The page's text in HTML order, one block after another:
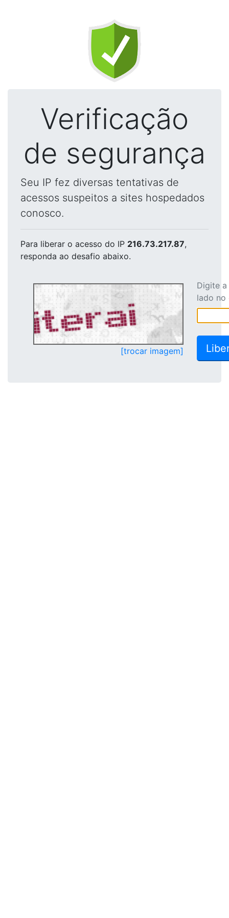
Verificação
de segurança
Seu IP fez diversas tentativas de
acessos suspeitos a sites hospedados
conosco.
Para liberar o acesso do IP 216.73.217.87,
responda ao desafio abaixo.
[trocar imagem]
Digite
lado no